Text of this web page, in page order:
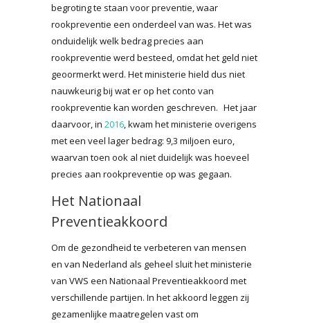
begroting te staan voor preventie, waar
rookpreventie een onderdeel van was. Het was
onduidelijk welk bedrag precies aan
rookpreventie werd besteed, omdat het geld niet
geoormerkt werd. Het ministerie hield dus niet
nauwkeurig bij wat er op het conto van
rookpreventie kan worden geschreven. Het jaar
daarvoor, in 2016, kwam het ministerie overigens
met een veel lager bedrag: 9,3 miljoen euro,
waarvan toen ook al niet duidelijk was hoeveel
precies aan rookpreventie op was gegaan.
Het Nationaal
Preventieakkoord
Om de gezondheid te verbeteren van mensen
en van Nederland als geheel sluit het ministerie
van VWS een Nationaal Preventieakkoord met
verschillende partijen. In het akkoord leggen zij
gezamenlijke maatregelen vast om